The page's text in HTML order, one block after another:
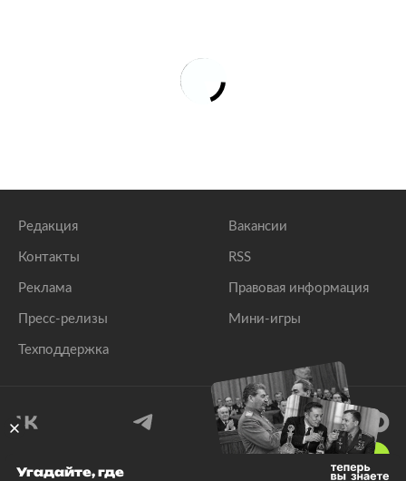
Редакция
Контакты
Реклама
Пресс-релизы
Техподдержка
Вакансии
RSS
Правовая информация
Мини-игры
Угадайте, где